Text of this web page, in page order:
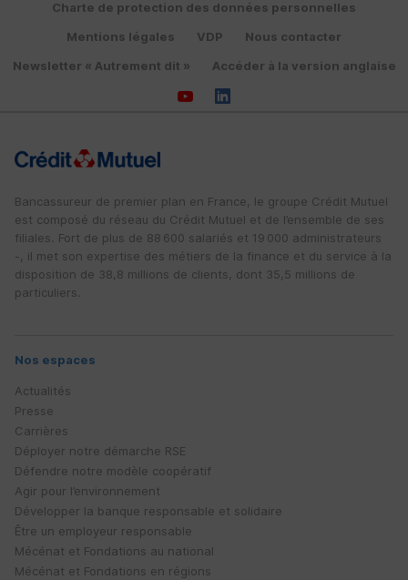
Charte de protection des données personnelles
Mentions légales
VDP
Nous contacter
Newsletter « Autrement dit »
Accéder à la version anglaise
Bancassureur de premier plan en France, le groupe Crédit Mutuel
est composé du réseau du Crédit Mutuel et de l’ensemble de ses
filiales. Fort de plus de 88 600 salariés et 19 000 administrateurs
-, il met son expertise des métiers de la finance et du service à la
disposition de 38,8 millions de clients, dont 35,5 millions de
particuliers.
Nos espaces
Actualités
Presse
Carrières
Déployer notre démarche RSE
Défendre notre modèle coopératif
Agir pour l’environnement
Développer la banque responsable et solidaire
Être un employeur responsable
Mécénat et Fondations au national
Mécénat et Fondations en régions